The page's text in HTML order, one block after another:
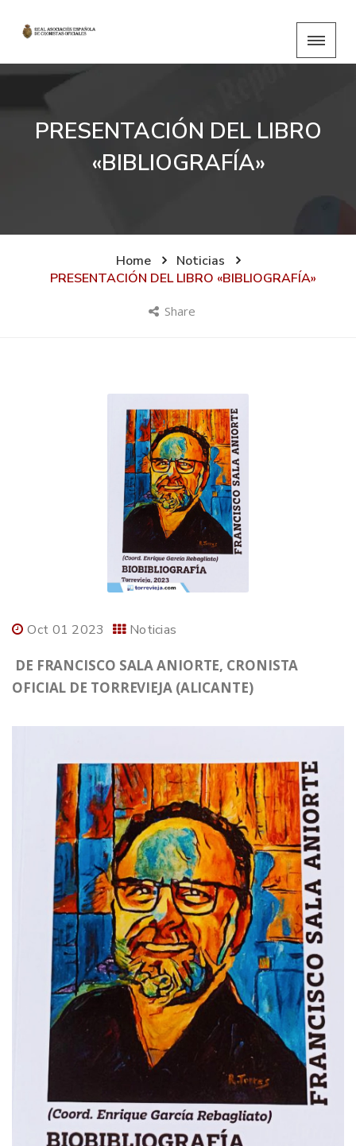
PRESENTACIÓN DEL LIBRO
«BIBLIOGRAFÍA»
Home
Noticias
PRESENTACIÓN DEL LIBRO «BIBLIOGRAFÍA»
Share
Oct 01 2023 Noticias
DE FRANCISCO SALA ANIORTE, CRONISTA
OFICIAL DE TORREVIEJA (ALICANTE)